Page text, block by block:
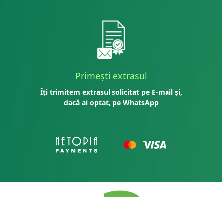
Primești extrasul
Îți trimitem extrasul solicitat pe E-mail și,
dacă ai optat, pe WhatsApp